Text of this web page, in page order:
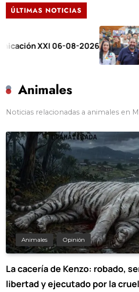
ÚLTIMAS NOTICIAS
06-08-2026
Animales
Noticias relacionadas a animales en
Animales Opinión
La cacería de Kenzo: robado,
libertad y ejecutado por la